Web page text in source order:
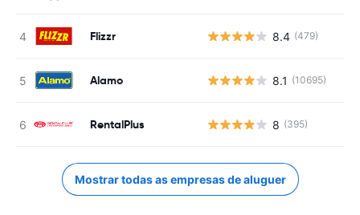
Flizzr 8.4 (479)
Alamo 8.1 (10695)
RentalPlus 8 (395)
Mostrar todas as empresas de aluguer